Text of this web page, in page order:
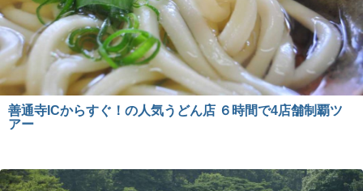
善通寺ICからすぐ！の人気うどん店 ６時間で4店舗制覇ツ
アー